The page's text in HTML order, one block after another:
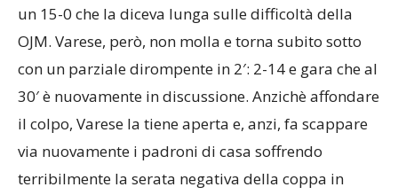
un 15-0 che la diceva lunga sulle difficoltà della
OJM. Varese, però, non molla e torna subito sotto
con un parziale dirompente in 2′: 2-14 e gara che al
30′ è nuovamente in discussione. Anzichè affondare
il colpo, Varese la tiene aperta e, anzi, fa scappare
via nuovamente i padroni di casa soffrendo
terribilmente la serata negativa della coppa in